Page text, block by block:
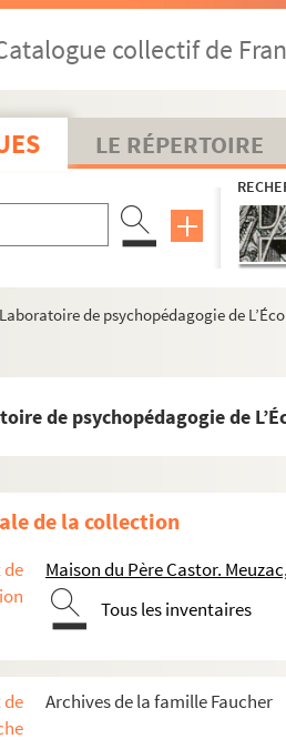
collectif de
LE RÉPERTOIRE
de psychopédagogie de
de psychopédagogie de
de la collection
Maison du Père Castor.
Tous les inventaires
Archives de la famille Faucher
dite Lida
Correspondance